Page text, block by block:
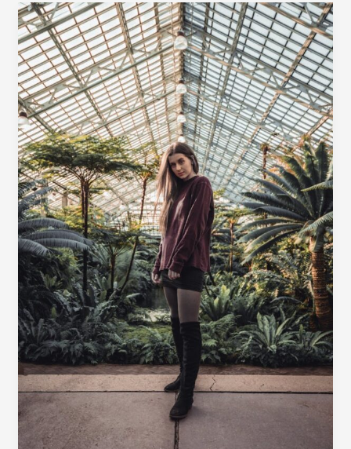
Întreținerea
și
Durabilitatea
Serelor
din
Policarbonat:
Ghid
Complet
pentru
Grădinarii
Moderni